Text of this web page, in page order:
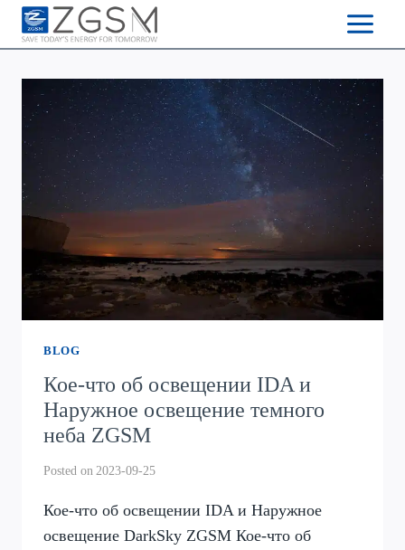
Skip
BLOG
Кое-что об освещении IDA и
Наружное освещение темного
неба ZGSM
Posted on 2023-09-25
Кое-что об освещении IDA и Наружное
освещение DarkSky ZGSM Кое-что об